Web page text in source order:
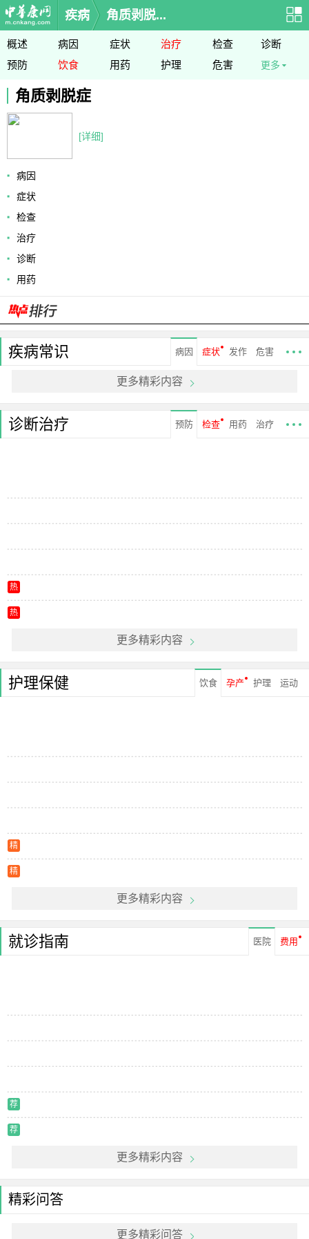
疾病 角质剥脱...
概述 病因 症状 治疗 检查
诊断
预防
饮食 用药 护理 危害 更多
角质剥脱症
[详细]
病因
症状
检查
治疗
诊断
用药
疾病常识 病因 症状 发作 危害
更多精彩内容
诊断治疗 预防 检查 用药 治疗
热
热
更多精彩内容
护理保健 饮食 孕产 护理 运动
精
精
更多精彩内容
就诊指南 医院 费用
荐
荐
更多精彩内容
精彩问答
更多精彩问答